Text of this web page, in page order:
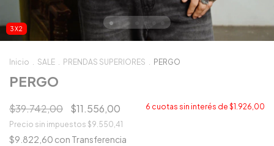
3X2
Inicio . SALE . PRENDAS SUPERIORES . PERGO
PERGO
$39.742,00 $11.556,00 6 cuotas sin interés de $1.926,00
Precio sin impuestos $9.550,41
$9.822,60 con Transferencia